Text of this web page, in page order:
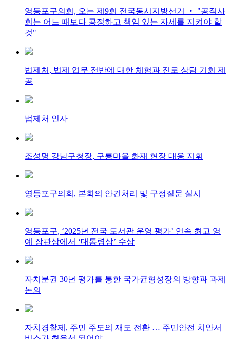
영등포구의회, 오는 제9회 전국동시지방선거 ‧ "공직사
회는 어느 때보다 공정하고 책임 있는 자세를 지켜야 할
것"
법제처, 법제 업무 전반에 대한 체험과 진로 상담 기회 제
공
법제처 인사
조성명 강남구청장, 구룡마을 화재 현장 대응 지휘
영등포구의회, 본회의 안건처리 및 구정질문 실시
영등포구, ‘2025년 전국 도서관 운영 평가’ 연속 최고 영
예 장관상에서 ‘대통령상’ 수상
자치분권 30년 평가를 통한 국가균형성장의 방향과 과제
논의
자치경찰제, 주민 주도의 재도 전환 … 주민안전 치안서